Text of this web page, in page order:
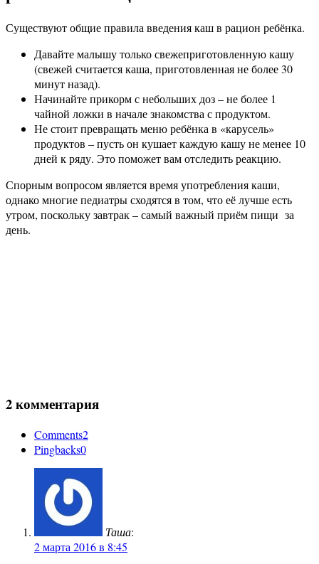
Существуют общие правила введения каш в рацион ребёнка.
Давайте малышу только свежеприготовленную кашу
(свежей считается каша, приготовленная не более 30
минут назад).
Начинайте прикорм с небольших доз – не более 1
чайной ложки в начале знакомства с продуктом.
Не стоит превращать меню ребёнка в «карусель»
продуктов – пусть он кушает каждую кашу не менее 10
дней к ряду. Это поможет вам отследить реакцию.
Спорным вопросом является время употребления каши,
однако многие педиатры сходятся в том, что её лучше есть
утром, поскольку завтрак – самый важный приём пищи за
день.
2 комментария
Comments2
Pingbacks0
Таша:
2 марта 2016 в 8:45